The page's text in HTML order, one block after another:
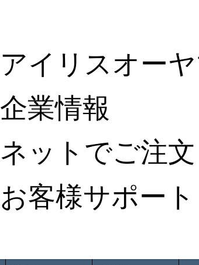
アイリスオー
企業情報
ネットでご注文
お客様サポート